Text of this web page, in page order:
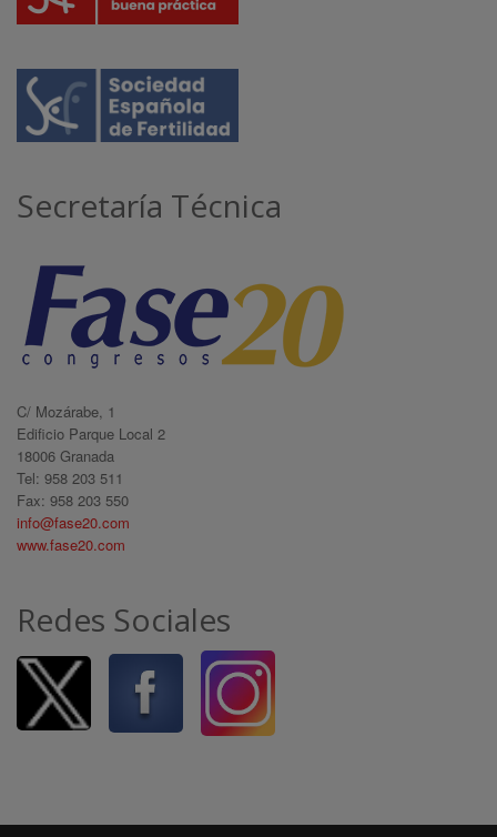
Secretaría Técnica
C/ Mozárabe, 1
Edificio Parque Local 2
18006 Granada
Tel: 958 203 511
Fax: 958 203 550
info@fase20.com
www.fase20.com
Redes Sociales